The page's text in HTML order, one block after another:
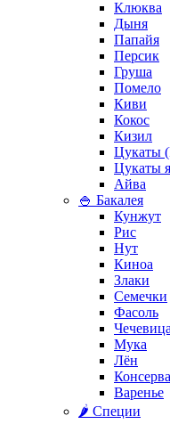
Клюква
Дыня
Папайя
Персик
Груша
Помело
Киви
Кокос
Кизил
Цукаты
Цукаты
Айва
🍚 Бакалея
Кунжут
Рис
Нут
Киноа
Злаки
Семечки
Фасоль
Чечевица
Мука
Лён
Варенье
🌶️ Специи